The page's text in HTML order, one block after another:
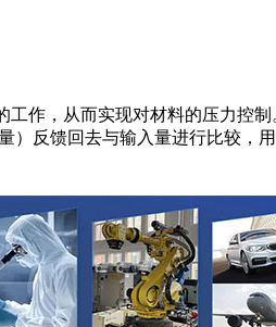
作，从而实现对材料的压力控
反馈回去与输入量进行比较，